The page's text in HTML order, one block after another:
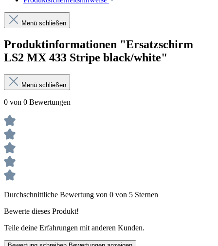
Menü schließen
Produktinformationen "Ersatzschirm
LS2 MX 433 Stripe black/white"
Menü schließen
0 von 0 Bewertungen
Durchschnittliche Bewertung von 0 von 5 Sternen
Bewerte dieses Produkt!
Teile deine Erfahrungen mit anderen Kunden.